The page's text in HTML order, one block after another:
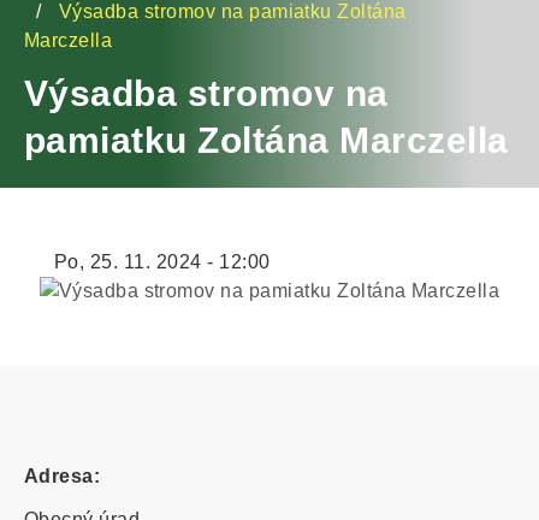
Výsadba stromov na pamiatku Zoltána
Marczella
Výsadba stromov na
pamiatku Zoltána Marczella
Po, 25. 11. 2024 - 12:00
Adresa: